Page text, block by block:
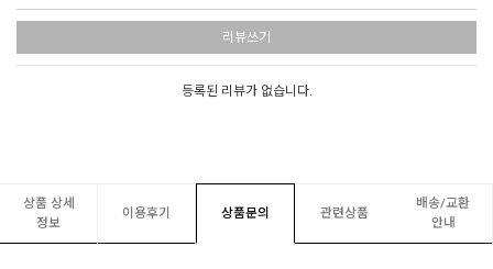
리뷰쓰기
등록된 리뷰가 없습니다.
상품 상세
정보
이용후기 상품문의 관련상품
배송/교환
안내